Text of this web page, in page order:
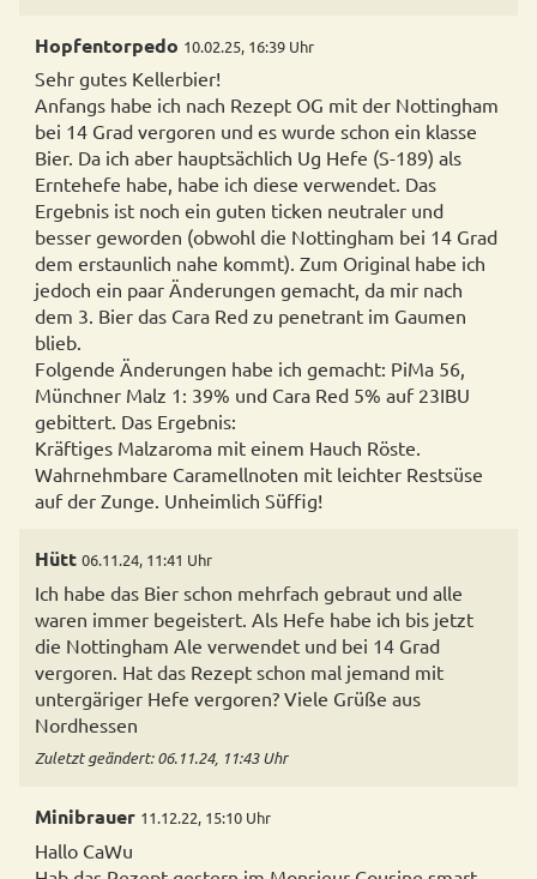
Hopfentorpedo 10.02.25, 16:39 Uhr
Sehr gutes Kellerbier!
Anfangs habe ich nach Rezept OG mit der Nottingham
bei 14 Grad vergoren und es wurde schon ein klasse
Bier. Da ich aber hauptsächlich Ug Hefe (S-189) als
Erntehefe habe, habe ich diese verwendet. Das
Ergebnis ist noch ein guten ticken neutraler und
besser geworden (obwohl die Nottingham bei 14 Grad
dem erstaunlich nahe kommt). Zum Original habe ich
jedoch ein paar Änderungen gemacht, da mir nach
dem 3. Bier das Cara Red zu penetrant im Gaumen
blieb.
Folgende Änderungen habe ich gemacht: PiMa 56,
Münchner Malz 1: 39% und Cara Red 5% auf 23IBU
gebittert. Das Ergebnis:
Kräftiges Malzaroma mit einem Hauch Röste.
Wahrnehmbare Caramellnoten mit leichter Restsüse
auf der Zunge. Unheimlich Süffig!
Hütt 06.11.24, 11:41 Uhr
Ich habe das Bier schon mehrfach gebraut und alle
waren immer begeistert. Als Hefe habe ich bis jetzt
die Nottingham Ale verwendet und bei 14 Grad
vergoren. Hat das Rezept schon mal jemand mit
untergäriger Hefe vergoren? Viele Grüße aus
Nordhessen
Zuletzt geändert: 06.11.24, 11:43 Uhr
Minibrauer 11.12.22, 15:10 Uhr
Hallo CaWu